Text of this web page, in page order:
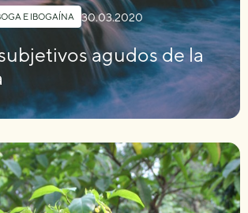
E IBOGAÍNA 30.03.2020
agudos de la